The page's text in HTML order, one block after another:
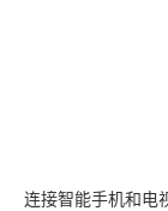
连接智能手机和电